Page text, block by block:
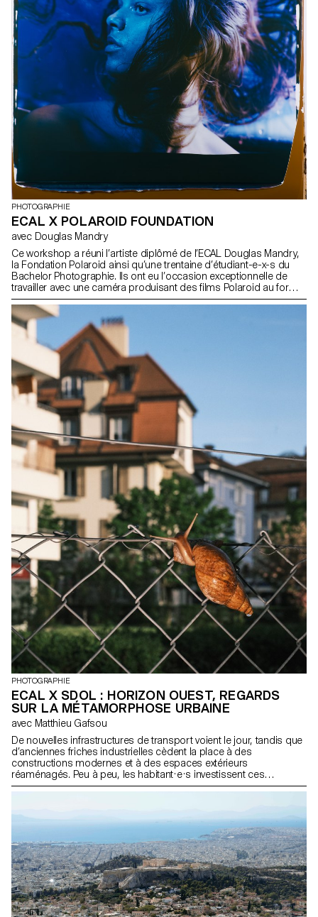
PHOTOGRAPHIE
ECAL X POLAROID FOUNDATION
avec Douglas Mandry
Ce workshop a réuni l’artiste diplômé de l’ECAL Douglas Mandry,
la Fondation Polaroid ainsi qu’une trentaine d’étudiant-e-x-s du
Bachelor Photographie. Ils ont eu l’occasion exceptionnelle de
travailler avec une caméra produisant des films Polaroid au format
40 × 60 cm et pesant près de 200 kg. Cette expérience a été
rendue possible grâce à ses opérateurs, John Reuter et Harriet
Browse et toute l'équipe de la fondation Polaroid, qui ont initié les
étudiants à l’utilisation de cet appareil unique. Douglas Mandry a
assuré la direction artistique du projet et a accompagné les
étudiant-e-x-s dans leurs expérimentations réalisées directement
avec et sur les films. Le résultat final a été présenté sous la forme
d’une exposition collective dans les locaux de l’ECAL, dévoilant
une diversité d’approches et de visions particulièrement riches.
PHOTOGRAPHIE
ECAL X SDOL : HORIZON OUEST, REGARDS
SUR LA MÉTAMORPHOSE URBAINE
avec Matthieu Gafsou
De nouvelles infrastructures de transport voient le jour, tandis que
d’anciennes friches industrielles cèdent la place à des
constructions modernes et à des espaces extérieurs
réaménagés. Peu à peu, les habitant·e·s investissent ces
nouveaux quartiers et adoptent de nouvelles habitudes. Pour
étudiant·e·s de deuxième année du Bachelor Photographie de
l’ECAL à les observer tout au long de l’année 2024. Ce projet met
en lumière 18 chantiers en cours ou quartiers récemment
achevés. À travers leur regard, les étudiant·e·s nous offrent des
approches originales pour découvrir, apprivoiser et s’approprier
ces nouveaux espaces. La photographie entretient un lien
singulier avec le monde qui nous entoure, car elle dépend
souvent de lui. Loin de le documenter stricto sensu, elle a cette
capacité de transfigurer et de révéler l’invisible ou de l’indicible.